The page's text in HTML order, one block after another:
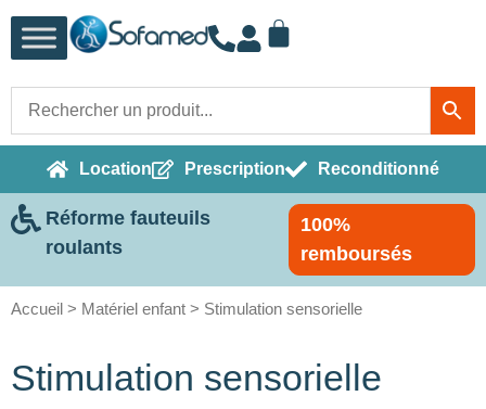
Location Prescription Reconditionné
Réforme fauteuils
roulants
100%
remboursés
Accueil > Matériel enfant > Stimulation sensorielle
Stimulation sensorielle